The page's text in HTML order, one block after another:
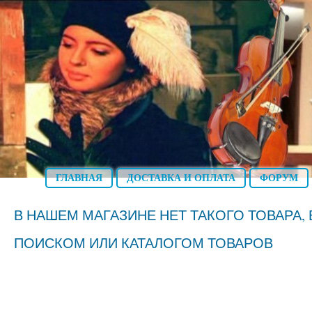
ГЛАВНАЯ ДОСТАВКА И ОПЛАТА ФОРУМ
В НАШЕМ МАГАЗИНЕ НЕТ ТАКОГО
ПОИСКОМ ИЛИ КАТАЛОГОМ ТОВАРОВ